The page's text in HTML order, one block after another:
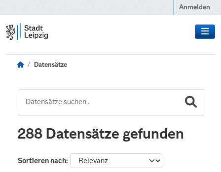
Anmelden
Datensätze
288 Datensätze gefunden
Sortieren nach